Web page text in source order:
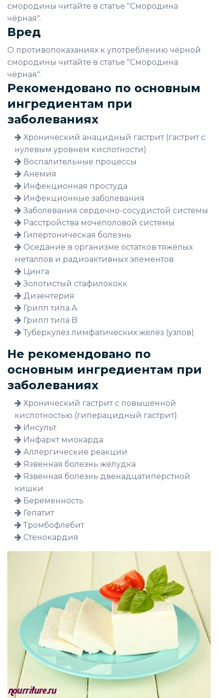
смородины читайте в статье "Смородина
чёрная".
Вред
О противопоказаниях к употреблению чёрной
смородины читайте в статье "Смородина
чёрная".
Рекомендовано по основным
ингредиентам при
заболеваниях
Хронический анацидный гастрит (гастрит с
нулевым уровнем кислотности)
Воспалительные процессы
Анемия
Инфекционная простуда
Инфекционные заболевания
Заболевания сердечно-сосудистой системы
Расстройства мочеполовой системы
Гипертоническая болезнь
Оседание в организме остатков тяжёлых
металлов и радиоактивных элементов
Цинга
Золотистый стафилококк
Дизентерия
Грипп типа A
Грипп типа B
Туберкулёз лимфатических желёз (узлов)
Не рекомендовано по
основным ингредиентам при
заболеваниях
Хронический гастрит с повышенной
кислотностью (гиперацидный гастрит)
Инсульт
Инфаркт миокарда
Аллергические реакции
Язвенная болезнь желудка
Язвенная болезнь двенадцатиперстной
кишки
Беременность
Гепатит
Тромбофлебит
Стенокардия